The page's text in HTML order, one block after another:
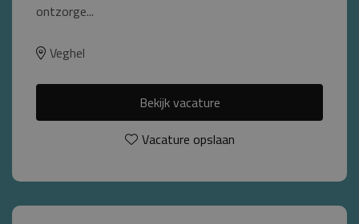
ontzorge...
Veghel
Bekijk vacature
Vacature opslaan